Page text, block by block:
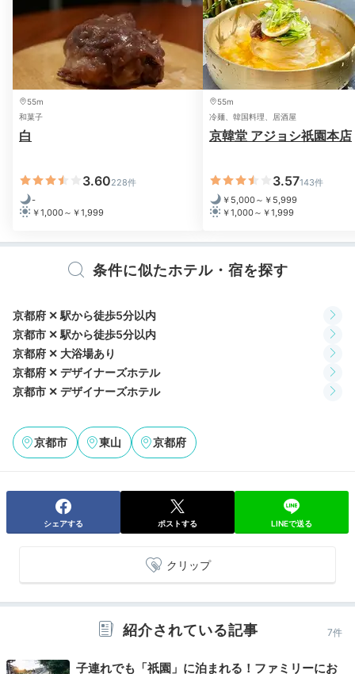
っていて、YouTubeなども楽しめますよ。友達とお気
に入りの映画を観たり、好きな音楽を流したり。自由気
Breakfast
08:00
おばんざいも並ぶ
朝食ブッフェ
55m
和菓子
白
3.60228件
-
￥1,000～￥1,999
55m
冷麺、韓国料理、居酒屋
京韓堂 アジョシ祇園本店
3.57143件
￥5,000～￥5,999
￥1,000～￥1,999
条件に似たホテル・宿を探す
京都府 ✕ 駅から徒歩5分以内
京都市 ✕ 駅から徒歩5分以内
京都府 ✕ 大浴場あり
京都府 ✕ デザイナーズホテル
京都市 ✕ デザイナーズホテル
京都市 東山 京都府
シェアする ポストする LINEで送る
クリップ
紹介されている記事 7件
子連れでも「祇園」に泊まれる！ファミリーにお